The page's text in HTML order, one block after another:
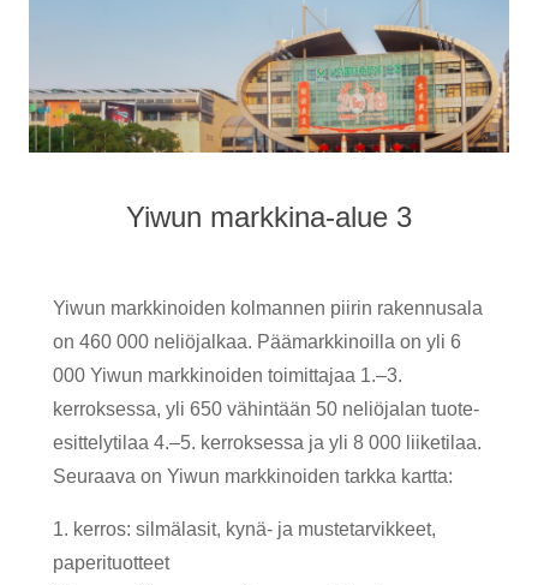
Yiwun markkina-alue 3
Yiwun markkinoiden kolmannen piirin rakennusala
on 460 000 neliöjalkaa. Päämarkkinoilla on yli 6
000 Yiwun markkinoiden toimittajaa 1.–3.
kerroksessa, yli 650 vähintään 50 neliöjalan tuote-
esittelytilaa 4.–5. kerroksessa ja yli 8 000 liiketilaa.
Seuraava on Yiwun markkinoiden tarkka kartta:
1. kerros: silmälasit, kynä- ja mustetarvikkeet,
paperituotteet